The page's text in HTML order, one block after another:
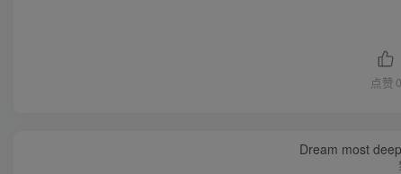
点赞 0
Dream most